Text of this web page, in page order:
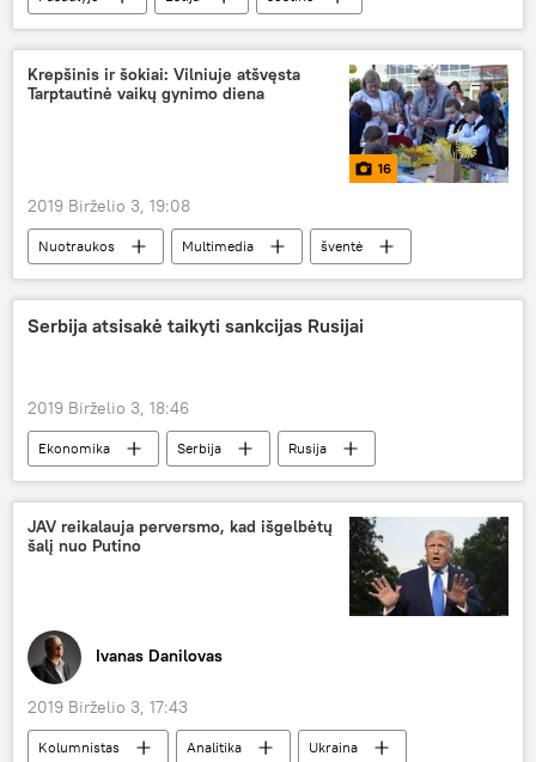
Borisas Nemcovas
Talinas
Krepšinis ir šokiai: Vilniuje atšvęsta
Tarptautinė vaikų gynimo diena
16
2019 Birželio 3, 19:08
Nuotraukos Multimedia
šventė
šokiai
dainininkas
krepšinis
Vilnius
vaikai
Serbija atsisakė taikyti sankcijas Rusijai
2019 Birželio 3, 18:46
Ekonomika Serbija
Rusija
sankcijos
Lazda turi du galus: sankcijos Rusijai
JAV reikalauja perversmo, kad išgelbėtų
šalį nuo Putino
Ivanas Danilovas
2019 Birželio 3, 17:43
Kolumnistas Analitika
Ukraina